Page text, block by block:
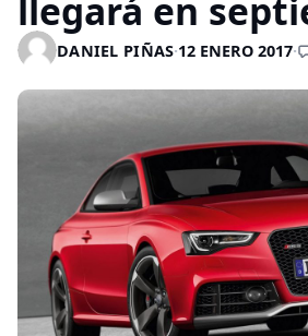
llegará en
DANIEL PIÑAS·12 ENERO 2017·